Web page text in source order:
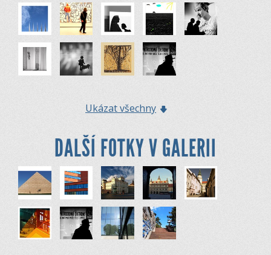
Ukázat všechny
DALŠÍ FOTKY V GALERII